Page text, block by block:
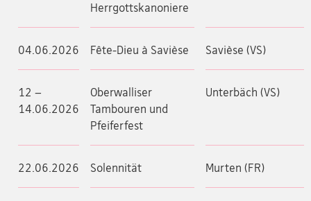
Herrgottskanoniere
04.06.2026 Fête-Dieu à Savièse Savièse (VS)
12 –
14.06.2026
Oberwalliser
Tambouren und
Pfeiferfest
Unterbäch (VS)
22.06.2026 Solennität Murten (FR)